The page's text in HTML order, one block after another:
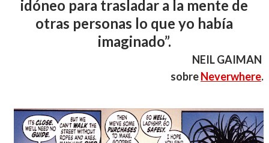
idóneo para trasladar a la mente de
otras personas lo que yo había
imaginado”.
NEIL GAIMAN
sobreNeverwhere.